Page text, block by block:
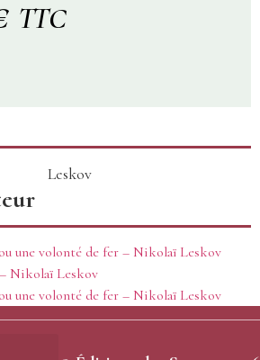
TTC
Leskov
une volonté de fer – Nikolaï Leskov
Nikolaï Leskov
une volonté de fer – Nikolaï Leskov